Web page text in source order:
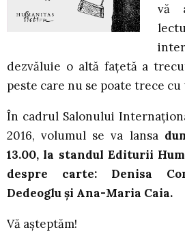
vă
dezvăluie o altă fațetă a
peste care nu se poate trece
În cadrul Salonului
2016, volumul se va lansa
13.00, la standul Editurii
despre carte: Denisa
Dedeoglu și Ana-Maria Caia.
Vă așteptăm!